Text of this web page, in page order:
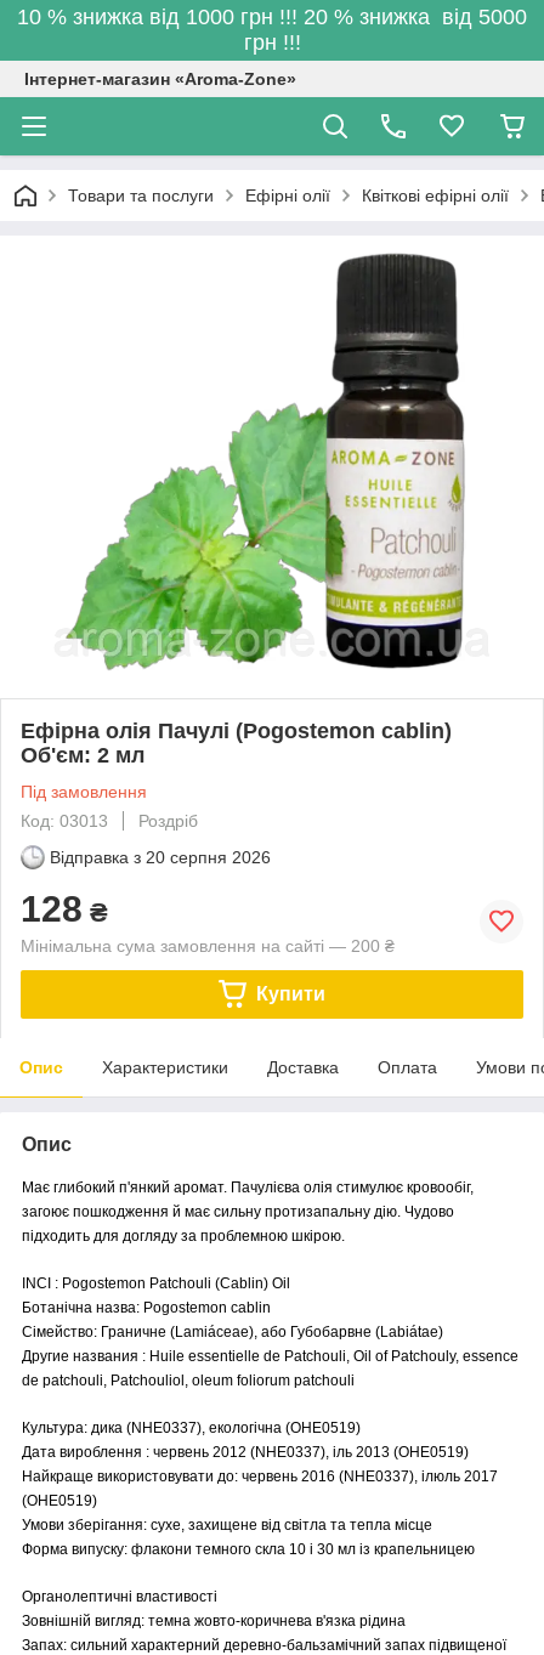
10 % знижка від 1000 грн !!! 20 % знижка від 5000
грн !!!
Інтернет-магазин «Aroma-Zone»
Товари та послуги Ефірні олії Квіткові ефірні олії
Ефірна олія Пачулі (Pogostemon cablin)
Об'єм: 2 мл
Під замовлення
Код: 03013
Роздріб
Відправка з 20 серпня 2026
128 ₴
Мінімальна сума замовлення на сайті — 200 ₴
Купити
Опис Характеристики Доставка Оплата Умови
Опис
Має глибокий п'янкий аромат. Пачулієва олія стимулює кровообіг,
загоює пошкодження й має сильну протизапальну дію. Чудово
підходить для догляду за проблемною шкірою.
INCI : Pogostemon Patchouli (Cablin) Oil
Ботанічна назва: Pogostemon cablin
Сімейство: Граничне (Lamiáceae), або Губобарвне (Labiátae)
Другие названия : Huile essentielle de Patchouli, Oil of Patchouly, essence
de patchouli, Patchouliol, oleum foliorum patchouli
Культура: дика (NHE0337), екологічна (OHE0519)
Дата вироблення : червень 2012 (NHE0337), іль 2013 (OHE0519)
Найкраще використовувати до: червень 2016 (NHE0337), ілюль 2017
(OHE0519)
Умови зберігання: сухе, захищене від світла та тепла місце
Форма випуску: флакони темного скла 10 і 30 мл із крапельницею
Органолептичні властивості
Зовнішній вигляд: темна жовто-коричнева в'язка рідина
Запах: сильний характерний деревно-бальзамічний запах підвищеної